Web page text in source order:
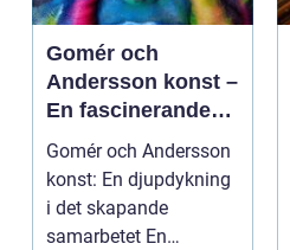
Gomér och
Andersson konst –
En fascinerande
utforskning av det
kreativa
samarbetet
Gomér och Andersson
konst: En djupdykning
i det skapande
samarbetet En